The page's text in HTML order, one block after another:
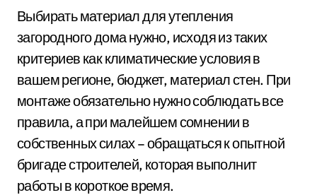
Выбирать материал для утепления
загородного дома нужно, исходя из таких
критериев как климатические условия в
вашем регионе, бюджет, материал стен. При
монтаже обязательно нужно соблюдать все
правила, а при малейшем сомнении в
собственных силах – обращаться к опытной
бригаде строителей, которая выполнит
работы в короткое время.